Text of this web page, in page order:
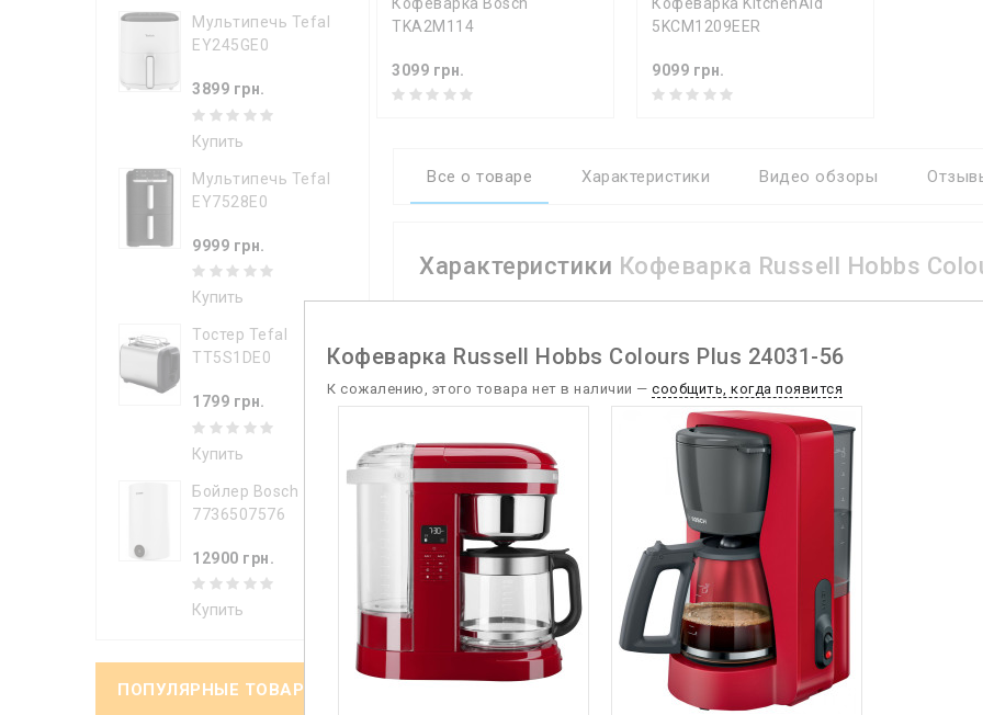
Кофеварка Russell Hobbs Colours Plus 24031-56
К сожалению, этого товара нет в наличии — сообщить, когда появится
Мультипечь Tefal
EY245GE0
3899 грн.
Купить
Мультипечь Tefal
EY7528E0
9999 грн.
Купить
Тостер Tefal
TT5S1DE0
1799 грн.
Купить
Бойлер Bosch
7736507576
12900 грн.
Купить
ПОПУЛЯРНЫЕ ТОВАРЫ
TKA2M114
3099 грн.
5KCM1209EER
9099 грн.
Все о товаре Характеристики Видео обзоры
Характеристики Кофеварка Russell Hobbs
10 шт
Потребляемая мощность 1100 Вт
Резервуар для воды
Тип фильтрационная
Гарантия
Гарантийный срок 12 месяцев
Посмотреть все характеристики